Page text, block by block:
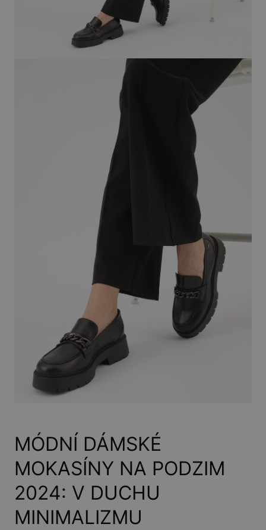
MÓDNÍ DÁMSKÉ
MOKASÍNY NA PODZIM
2024: V DUCHU
MINIMALIZMU